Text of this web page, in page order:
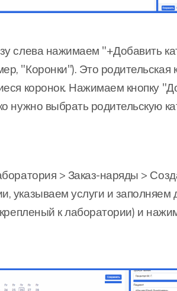
слева нажимаем "+Добавить
"Коронки"). Это родительская
коронок. Нажимаем кнопку
нужно выбрать родительскую
> Заказ-наряды >
указываем услуги и заполняем
к лаборатории) и